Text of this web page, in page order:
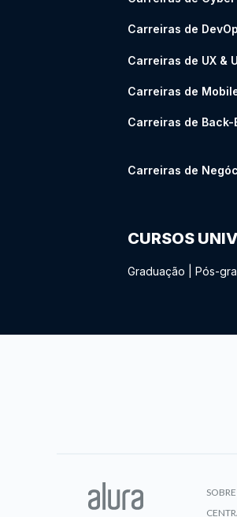
Carreiras de
Carreiras de UX &
Carreiras de
Carreiras de Back-
Carreiras de
CURSOS
Graduação Pós-